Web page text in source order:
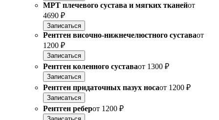
МРТ плечевого сустава и мягких тканейот
4690 ₽
Записаться
Рентген височно-нижнечелюстного суставаот
1200 ₽
Записаться
Рентген коленного суставаот 1300 ₽
Записаться
Рентген придаточных пазух носаот 1200 ₽
Записаться
Рентген реберот 1200 ₽